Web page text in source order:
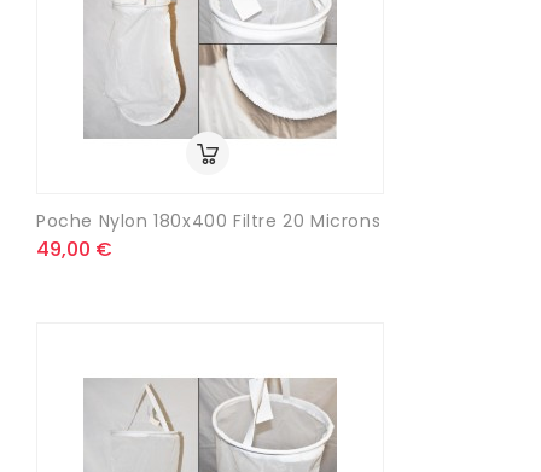
Poche Nylon 180x400 Filtre 20 Microns
49,00 €